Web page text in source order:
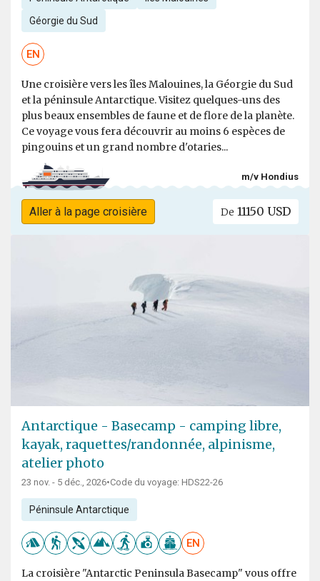
Géorgie du Sud
EN
Une croisière vers les îles Malouines, la Géorgie du Sud
et la péninsule Antarctique. Visitez quelques-uns des
plus beaux ensembles de faune et de flore de la planète.
Ce voyage vous fera découvrir au moins 6 espèces de
pingouins et un grand nombre d'otaries...
m/v Hondius
Aller à la page croisière De 11150 USD
Antarctique - Basecamp - camping libre,
kayak, raquettes/randonnée, alpinisme,
atelier photo
23 nov. - 5 déc., 2026•Code du voyage: HDS22-26
Péninsule Antarctique
EN
La croisière "Antarctic Peninsula Basecamp" vous offre